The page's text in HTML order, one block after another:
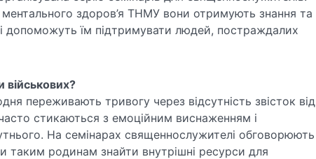
здоров’я ТНМУ вони отримують знання та
допоможуть їм підтримувати людей, постраждалих
військових?
переживають тривогу через відсутність звісток від
стикаються з емоційним виснаженням і
На семінарах священнослужителі обговорюють
таким родинам знайти внутрішні ресурси для